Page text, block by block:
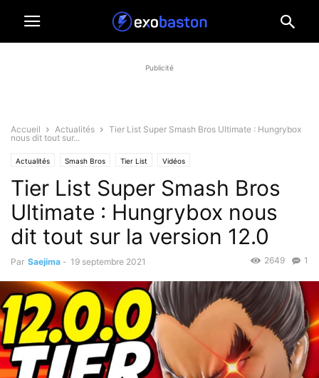
Publicité
Accueil Actualités
Tier List Super Smash Bros Ultimate : Hungrybox
nous dit tout sur...
Actualités Smash Bros Tier List Vidéos
Tier List Super Smash Bros
Ultimate : Hungrybox nous
dit tout sur la version 12.0
Par Saejima - 19 septembre 2021 1
2649